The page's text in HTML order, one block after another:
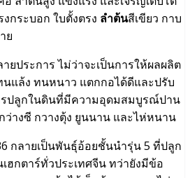
งกระบอก ใบตั้งตรง ลำต้นสีเขียว กาบ
ย
ยประการ ไม่ว่าจะเป็นการให้ผลผลิต
แล้ง ทนหนาว แตกกอได้ดีและปรับ
รปลูกในดินที่มีความอุดมสมบูรณ์ปาน
างซี กวางตุ้ง ยูนนาน และไห่หนาน
กลายเป็นพันธุ์อ้อยชั้นนำรุ่น 5 ที่ปลูก
ฮกตาร์ทั่วประเทศจีน ทว่ายังมีข้อ